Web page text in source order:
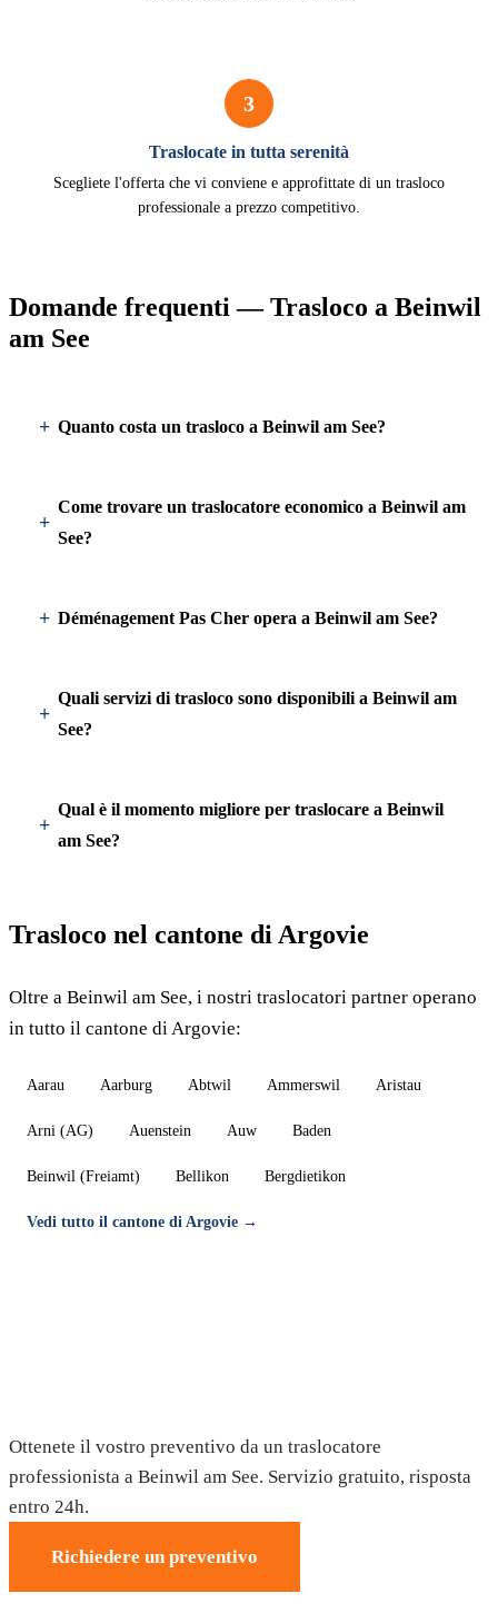
3
Traslocate in tutta serenità
Scegliete l'offerta che vi conviene e approfittate di un trasloco
professionale a prezzo competitivo.
Domande frequenti — Trasloco a Beinwil
am See
Quanto costa un trasloco a Beinwil am See?
Come trovare un traslocatore economico a Beinwil am
See?
Déménagement Pas Cher opera a Beinwil am See?
Quali servizi di trasloco sono disponibili a Beinwil am
See?
Qual è il momento migliore per traslocare a Beinwil
am See?
Trasloco nel cantone di Argovie
Oltre a Beinwil am See, i nostri traslocatori partner operano
in tutto il cantone di Argovie:
Aarau Aarburg Abtwil Ammerswil Aristau
Arni (AG) Auenstein Auw Baden
Beinwil (Freiamt) Bellikon Bergdietikon
Vedi tutto il cantone di Argovie →
Ottenete il vostro preventivo da un traslocatore
professionista a Beinwil am See. Servizio gratuito, risposta
entro 24h.
Richiedere un preventivo